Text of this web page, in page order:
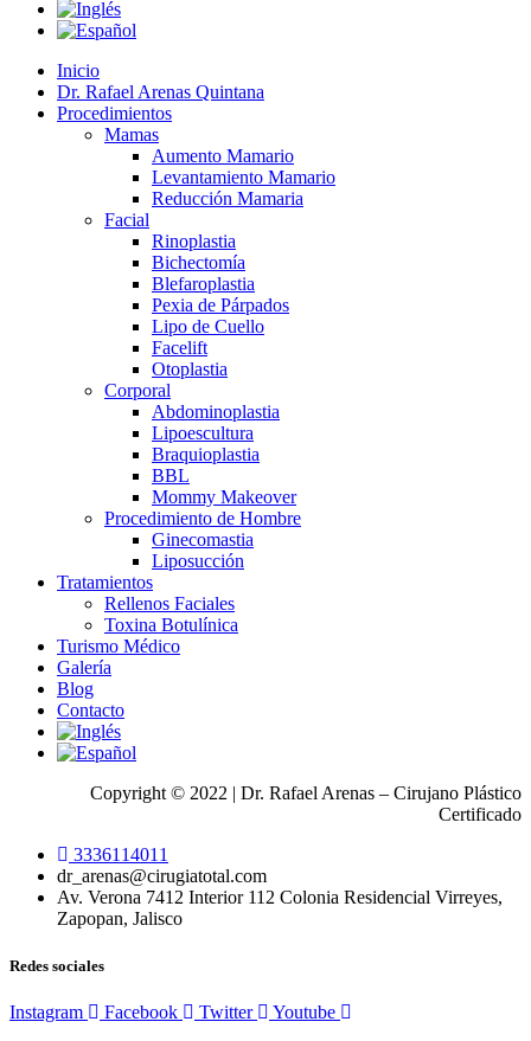
Inicio
Dr. Rafael Arenas Quintana
Procedimientos
Mamas
Aumento Mamario
Levantamiento Mamario
Reducción Mamaria
Facial
Rinoplastia
Bichectomía
Blefaroplastia
Pexia de Párpados
Lipo de Cuello
Facelift
Otoplastia
Corporal
Abdominoplastia
Lipoescultura
Braquioplastia
BBL
Mommy Makeover
Procedimiento de Hombre
Ginecomastia
Liposucción
Tratamientos
Rellenos Faciales
Toxina Botulínica
Turismo Médico
Galería
Blog
Contacto
Copyright © 2022 | Dr. Rafael Arenas – Cirujano Plástico
Certificado
3336114011
dr_arenas@cirugiatotal.com
Av. Verona 7412 Interior 112 Colonia Residencial Virreyes,
Zapopan, Jalisco
Redes sociales
Instagram Facebook Twitter Youtube